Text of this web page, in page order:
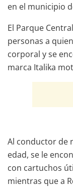
en el municipio
El Parque
personas a
corporal y se
marca Italika
Al conductor de
edad, se le
con cartuchos
mientras que a